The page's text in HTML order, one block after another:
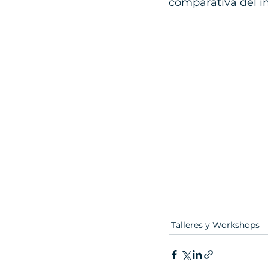
Talleres y Workshops